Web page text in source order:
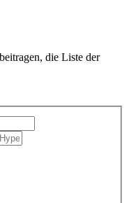
die Liste der